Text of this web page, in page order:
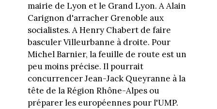
mairie de Lyon et le Grand Lyon. A Alain
Carignon d'arracher Grenoble aux
socialistes. A Henry Chabert de faire
basculer Villeurbanne à droite. Pour
Michel Barnier, la feuille de route est un
peu moins précise. Il pourrait
concurrencer Jean-Jack Queyranne à la
tête de la Région Rhône-Alpes ou
préparer les européennes pour l'UMP.